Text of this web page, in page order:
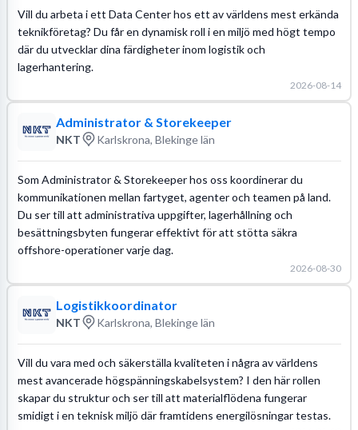
Vill du arbeta i ett Data Center hos ett av världens mest erkända
teknikföretag? Du får en dynamisk roll i en miljö med högt tempo
där du utvecklar dina färdigheter inom logistik och
lagerhantering.
2026-08-14
Administrator & Storekeeper
NKT Karlskrona, Blekinge län
Som Administrator & Storekeeper hos oss koordinerar du
kommunikationen mellan fartyget, agenter och teamen på land.
Du ser till att administrativa uppgifter, lagerhållning och
besättningsbyten fungerar effektivt för att stötta säkra
offshore-operationer varje dag.
2026-08-30
Logistikkoordinator
NKT Karlskrona, Blekinge län
Vill du vara med och säkerställa kvaliteten i några av världens
mest avancerade högspänningskabelsystem? I den här rollen
skapar du struktur och ser till att materialflödena fungerar
smidigt i en teknisk miljö där framtidens energilösningar testas.